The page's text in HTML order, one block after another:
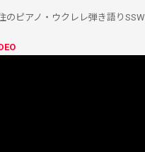
のピアノ・ウクレレ弾き語り